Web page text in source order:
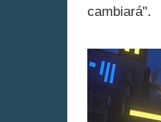
cambiará".